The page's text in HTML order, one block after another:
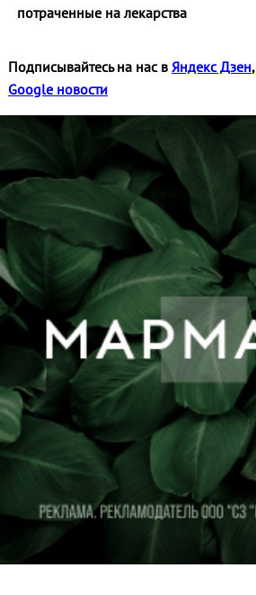
потраченные на лекарства
Подписывайтесь на нас в Яндекс Дзен,
Google новости